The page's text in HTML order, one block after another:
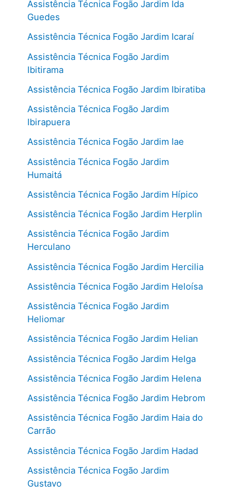
Assistência Técnica Fogão Jardim Ida
Guedes
Assistência Técnica Fogão Jardim Icaraí
Assistência Técnica Fogão Jardim
Ibitirama
Assistência Técnica Fogão Jardim Ibiratiba
Assistência Técnica Fogão Jardim
Ibirapuera
Assistência Técnica Fogão Jardim Iae
Assistência Técnica Fogão Jardim
Humaitá
Assistência Técnica Fogão Jardim Hípico
Assistência Técnica Fogão Jardim Herplin
Assistência Técnica Fogão Jardim
Herculano
Assistência Técnica Fogão Jardim Hercilia
Assistência Técnica Fogão Jardim Heloísa
Assistência Técnica Fogão Jardim
Heliomar
Assistência Técnica Fogão Jardim Helian
Assistência Técnica Fogão Jardim Helga
Assistência Técnica Fogão Jardim Helena
Assistência Técnica Fogão Jardim Hebrom
Assistência Técnica Fogão Jardim Haia do
Carrão
Assistência Técnica Fogão Jardim Hadad
Assistência Técnica Fogão Jardim
Gustavo